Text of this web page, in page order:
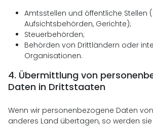
Amtsstellen und öffentliche Stellen
Aufsichtsbehörden, Gerichte);
Steuerbehörden;
Behörden von Drittländern oder
Organisationen.
4. Übermittlung von
Daten in Drittstaaten
Wenn wir personenbezogene Daten
anderes Land übertagen, so werden